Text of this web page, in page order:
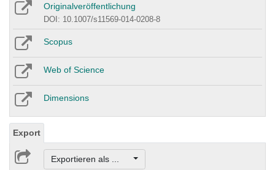
Originalveröffentlichung
DOI: 10.1007/s11569-014-0208-8
Scopus
Web of Science
Dimensions
Export
Exportieren als ...